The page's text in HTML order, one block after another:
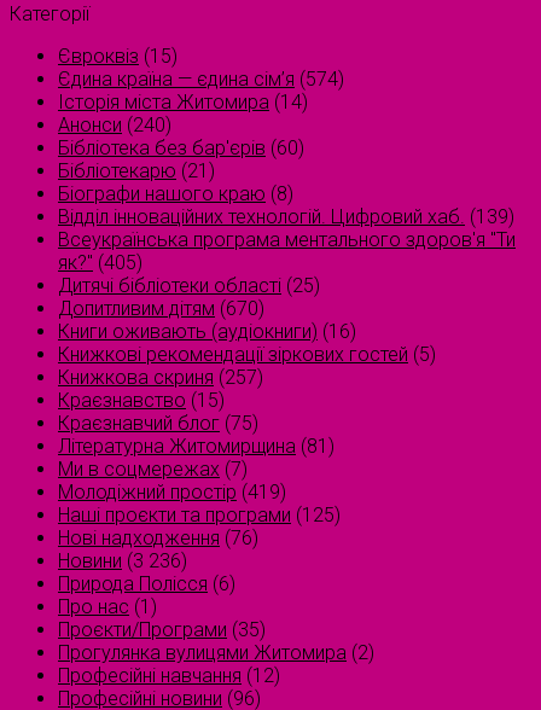
Категорії
Євроквіз (15)
Єдина країна — єдина сім’я (574)
Історія міста Житомира (14)
Анонси (240)
Бібліотека без бар'єрів (60)
Бібліотекарю (21)
Біографи нашого краю (8)
Відділ інноваційних технологій. Цифровий хаб. (139)
Всеукраїнська програма ментального здоров'я "Ти
як?" (405)
Дитячі бібліотеки області (25)
Допитливим дітям (670)
Книги оживають (аудіокниги) (16)
Книжкові рекомендації зіркових гостей (5)
Книжкова скриня (257)
Краєзнавство (15)
Краєзнавчий блог (75)
Літературна Житомирщина (81)
Ми в соцмережах (7)
Молодіжний простір (419)
Наші проєкти та програми (125)
Нові надходження (76)
Новини (3 236)
Природа Полісся (6)
Про нас (1)
Проєкти/Програми (35)
Прогулянка вулицями Житомира (2)
Професійні навчання (12)
Професійні новини (96)